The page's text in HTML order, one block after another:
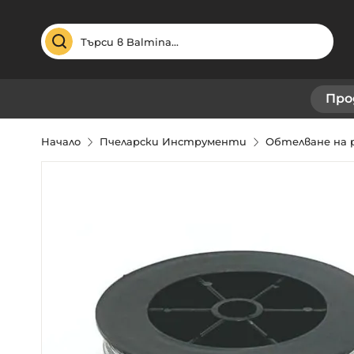
Търсене
Начало Пчеларски Инструменти Обтелване на